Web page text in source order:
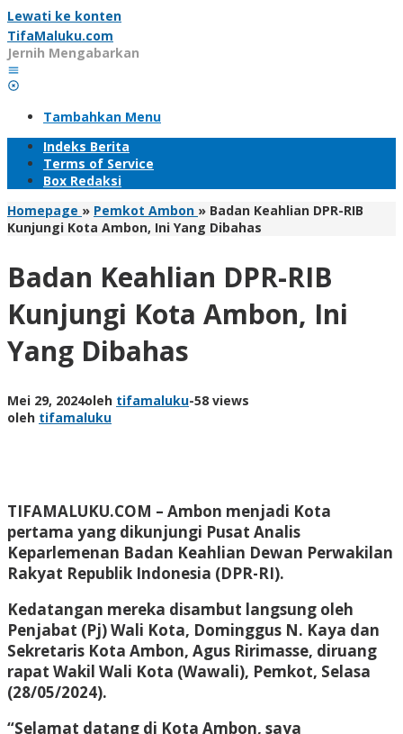
Lewati ke konten
TifaMaluku.com
Jernih Mengabarkan
Tambahkan Menu
Indeks Berita
Terms of Service
Box Redaksi
Homepage » Pemkot Ambon » Badan Keahlian DPR-RIB
Kunjungi Kota Ambon, Ini Yang Dibahas
Badan Keahlian DPR-RIB
Kunjungi Kota Ambon, Ini
Yang Dibahas
Mei 29, 2024oleh tifamaluku-58 views
oleh tifamaluku
TIFAMALUKU.COM – Ambon menjadi Kota
pertama yang dikunjungi Pusat Analis
Keparlemenan Badan Keahlian Dewan Perwakilan
Rakyat Republik Indonesia (DPR-RI).
Kedatangan mereka disambut langsung oleh
Penjabat (Pj) Wali Kota, Dominggus N. Kaya dan
Sekretaris Kota Ambon, Agus Ririmasse, diruang
rapat Wakil Wali Kota (Wawali), Pemkot, Selasa
(28/05/2024).
“Selamat datang di Kota Ambon, saya